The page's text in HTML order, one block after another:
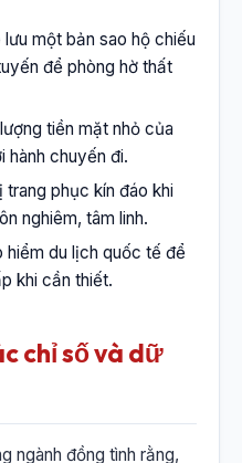
lưu một bản sao hộ chiếu
để phòng hờ thất
tiền mặt nhỏ của
hành chuyến đi.
trang phục kín đáo khi
nghiêm, tâm linh.
hiểm du lịch quốc tế để
khi cần thiết.
chỉ số và dữ
ngành đồng tình rằng,